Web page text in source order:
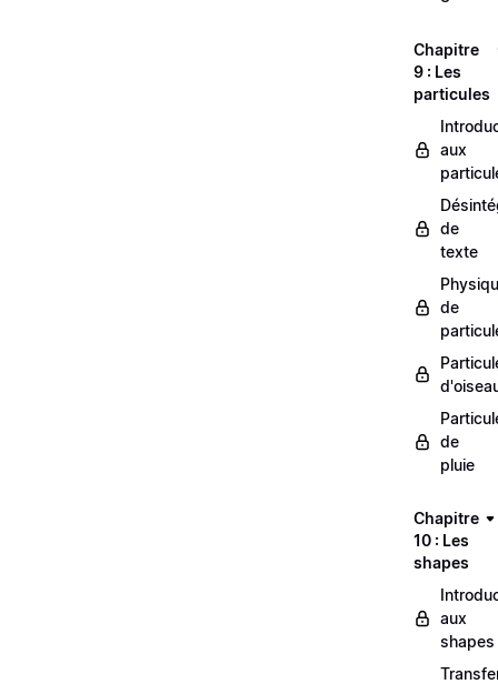
Chapitre
9 : Les
particules
aux
de
texte
de
de
pluie
Chapitre
10 : Les
shapes
aux
shapes